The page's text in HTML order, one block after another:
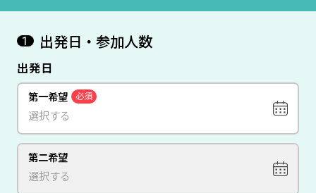
1 出発日・参加人数
出発日
第一希望 必須
第二希望